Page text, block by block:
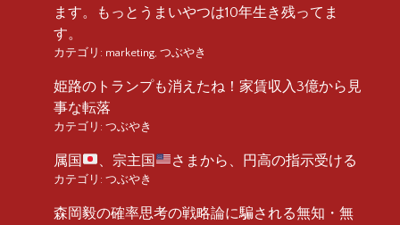
ます。もっとうまいやつは10年生き残ってま
す。
カテゴリ: marketing つぶやき
姫路のトランプも消えたね！家賃収入3億から見
事な転落
カテゴリ: つぶやき
属国 、宗主国 さまから、円高の指示受ける
カテゴリ: つぶやき
森岡毅の確率思考の戦略論に騙される無知・無